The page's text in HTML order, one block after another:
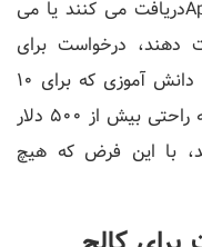
برای دانش‌آموزانی که Application Feeدریافت می ‌کنند یا می
دهند، درخواست برای
شش یا 10 مدرسه غیر معمول نیست. دانش آموزی که برای 10
مدرسه درخواست می دهد، می تواند به راحتی بیش از 500 دلار
با این فرض که هیچ